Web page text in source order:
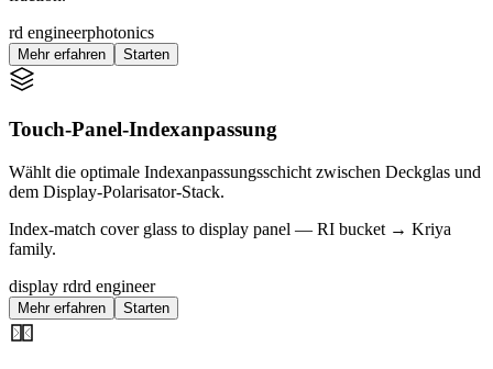
rd engineerphotonics
Mehr erfahren Starten
Touch-Panel-Indexanpassung
Wählt die optimale Indexanpassungsschicht zwischen Deckglas und
dem Display-Polarisator-Stack.
Index-match cover glass to display panel — RI bucket → Kriya
family.
display rdrd engineer
Mehr erfahren Starten